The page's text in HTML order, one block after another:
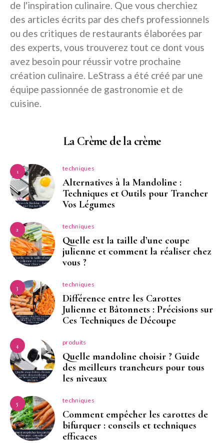
de l'inspiration culinaire. Que vous cherchiez
des articles écrits par des chefs professionnels
ou des critiques de restaurants élaborées par
des experts, vous trouverez tout ce dont vous
avez besoin pour réussir votre prochaine
création culinaire. LeStrass a été créé par une
équipe passionnée de gastronomie et de
cuisine.
La Crème de la crème
1 techniques
Alternatives à la Mandoline :
Techniques et Outils pour Trancher
Vos Légumes
2 techniques
Quelle est la taille d’une coupe
julienne et comment la réaliser chez
vous ?
3 techniques
Différence entre les Carottes
Julienne et Bâtonnets : Précisions sur
Ces Techniques de Découpe
4 produits
Quelle mandoline choisir ? Guide
des meilleurs trancheurs pour tous
les niveaux
5 techniques
Comment empêcher les carottes de
bifurquer : conseils et techniques
efficaces